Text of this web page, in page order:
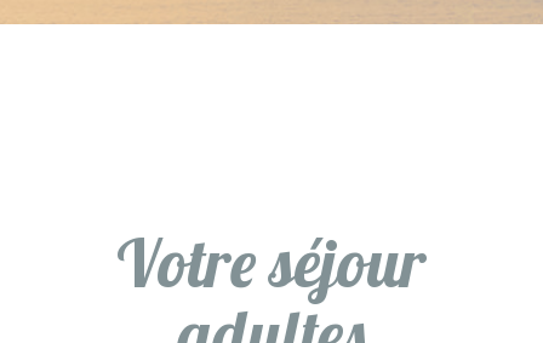
Votre séjour